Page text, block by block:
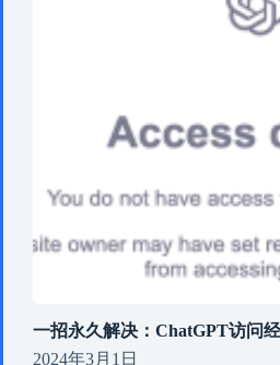
一招永久解决：ChatGPT访问
2024年3月1日